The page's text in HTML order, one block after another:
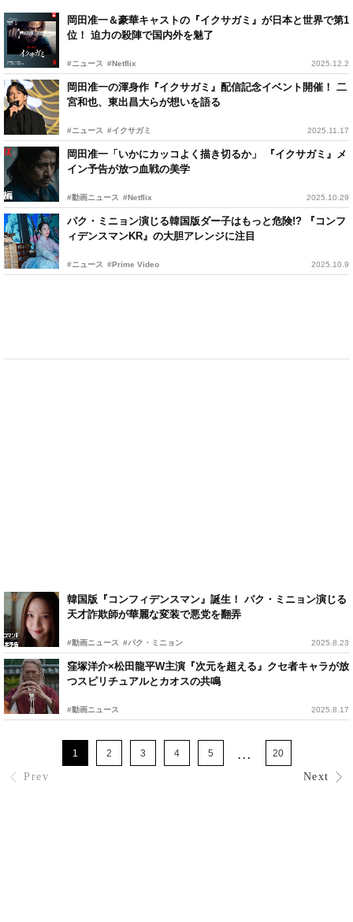
岡田准一＆豪華キャストの『イクサガミ』が日本と世界で第1
位！ 迫力の殺陣で国内外を魅了
#ニュース #Netflix 2025.12.2
岡田准一の渾身作『イクサガミ』配信記念イベント開催！ 二
宮和也、東出昌大らが想いを語る
#ニュース #イクサガミ 2025.11.17
岡田准一「いかにカッコよく描き切るか」 『イクサガミ』メ
イン予告が放つ血戦の美学
#動画ニュース #Netflix 2025.10.29
パク・ミニョン演じる韓国版ダー子はもっと危険!? 『コンフ
ィデンスマンKR』の大胆アレンジに注目
#ニュース #Prime Video 2025.10.9
韓国版『コンフィデンスマン』誕生！ パク・ミニョン演じる
天才詐欺師が華麗な変装で悪党を翻弄
#動画ニュース #パク・ミニョン 2025.8.23
窪塚洋介×松田龍平W主演『次元を超える』クセ者キャラが放
つスピリチュアルとカオスの共鳴
#動画ニュース 2025.8.17
Prev
1 2 3 4 5 ... 20
Next